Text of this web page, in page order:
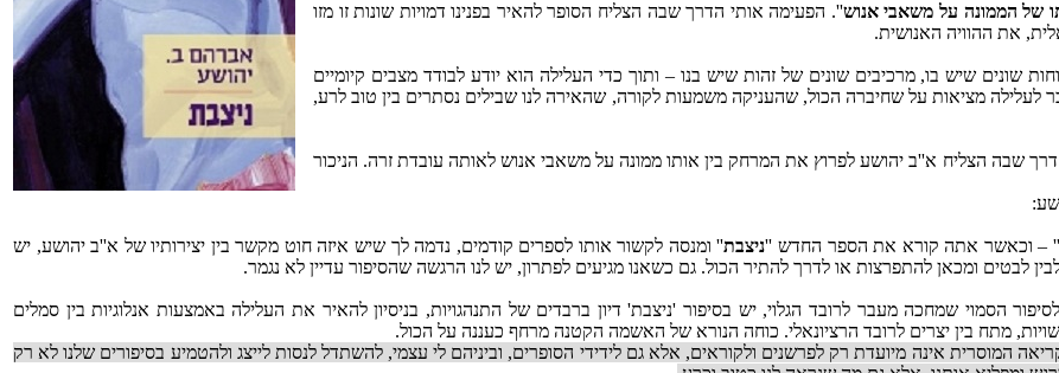
של הממונה על משאבי אנוש''. הפעימה אותי הדרך שבה הצליח הסופר להאיר בפנינו דמויות שונות זו מזו
את ההוויה האנושית.
שונים שיש בו, מרכיבים שונים של זהות שיש בנו – ותוך כדי העלילה הוא יודע לבודד מצבים קיומיים
מציאות על שחיברה הכול, שהעניקה משמעות לקורה, שהאירה לנו שבילים נסתרים בין טוב לרע,
דרך שבה הצליח א''ב יהושע לפרוץ את המרחק בין אותו ממונה על משאבי אנוש לאותה עובדת זרה. הניכור
'' – וכאשר אתה קורא את הספר החדש ''ניצבת'' ומנסה לקשור אותו לספרים קודמים, נדמה לך שיש איזה חוט מקשר בין יצירותיו של א''ב יהושע, יש
לבטים ומכאן להתפרצות או לדרך להתיר הכול. גם כשאנו מגיעים לפתרון, יש לנו הרגשה שהסיפור עדיין לא נגמר.
הסמוי שמחכה מעבר לרובד הגלוי, יש בסיפור 'ניצבת' דיון ברבדים של התנהגויות, בניסיון להאיר את העלילה באמצעות אנלוגיות בין סמלים
מתח בין יצרים לרובד הרציונאלי. כוחה הנורא של האשמה הקטנה מרחף כעננה על הכול.
המוסרית אינה מיועדת רק לפרשנים ולקוראים, אלא גם לידידי הסופרים, וביניהם לי עצמי, להשתדל לנסות לייצג ולהטמיע בסיפורים שלנו לא רק